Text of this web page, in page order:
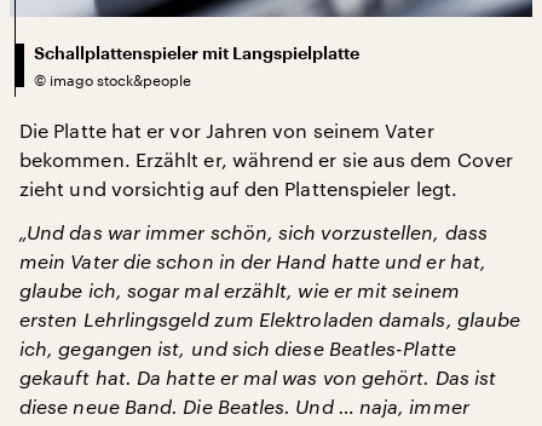
Schallplattenspieler mit Langspielplatte
© imago stock&people
Die Platte hat er vor Jahren von seinem Vater
bekommen. Erzählt er, während er sie aus dem Cover
zieht und vorsichtig auf den Plattenspieler legt.
„Und das war immer schön, sich vorzustellen, dass
mein Vater die schon in der Hand hatte und er hat,
glaube ich, sogar mal erzählt, wie er mit seinem
ersten Lehrlingsgeld zum Elektroladen damals, glaube
ich, gegangen ist, und sich diese Beatles-Platte
gekauft hat. Da hatte er mal was von gehört. Das ist
diese neue Band. Die Beatles. Und … naja, immer